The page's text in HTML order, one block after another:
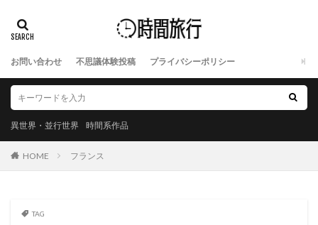
お問い合わせ 不思議体験投稿 プライバシーポリシー
異世界・並行世界 時間系作品
HOME フランス
TAG